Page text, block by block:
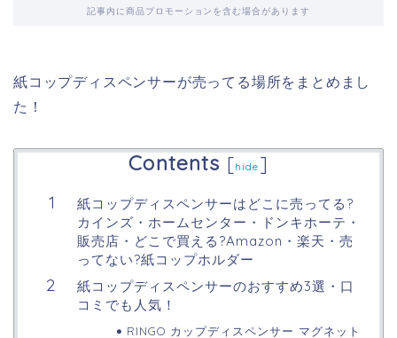
記事内に商品プロモーションを含む場合があります
紙コップディスペンサーが売ってる場所をまとめまし
た！
Contents [hide ]
紙コップディスペンサーはどこに売ってる?
カインズ・ホームセンター・ドンキホーテ・
販売店・どこで買える?Amazon・楽天・売
ってない?紙コップホルダー
紙コップディスペンサーのおすすめ3選・口
コミでも人気！
RINGO カップディスペンサー マグネット